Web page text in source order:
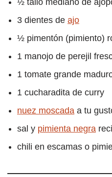
3 dientes de ajo
½ pimentón (pimiento)
1 manojo de perejil
1 tomate grande
1 cucharadita de curry
nuez moscada a tu
sal y pimienta negra
chili en escamas o